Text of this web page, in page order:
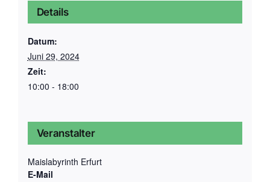
Details
Datum:
Juni 29, 2024
Zeit:
10:00 - 18:00
Veranstalter
Maislabyrinth Erfurt
E-Mail